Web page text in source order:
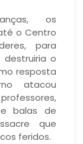
os
o Centro
para
o
resposta
atacou
balas de
que
feridos.